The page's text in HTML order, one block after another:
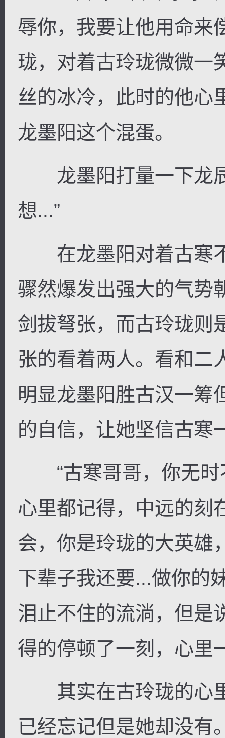
辱你，我要让他用命来
珑，对着古玲珑微微一
丝的冰冷，此时的他心
龙墨阳这个混蛋。
龙墨阳打量一下龙辰
想...”
在龙墨阳对着古寒
骤然爆发出强大的气势
剑拔弩张，而古玲珑则
张的看着两人。看和二
明显龙墨阳胜古汉一筹
的自信，让她坚信古寒
“古寒哥哥，你无时
心里都记得，中远的刻
会，你是玲珑的大英雄
下辈子我还要...做你的
泪止不住的流淌，但是
得的停顿了一刻，心里
其实在古玲珑的心
已经忘记但是她却没有